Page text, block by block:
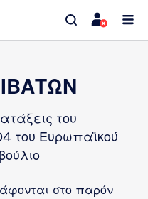
του
του Ευρωπαϊκού
στο παρόν